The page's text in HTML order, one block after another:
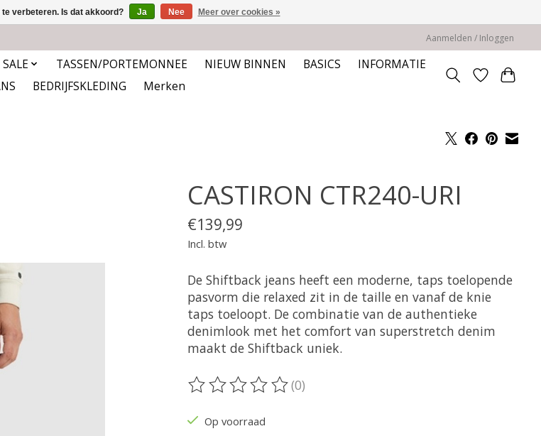
Aanmelden / Inloggen
SALE TASSEN/PORTEMONNEE NIEUW BINNEN BASICS
INFORMATIE
BEDRIJFSKLEDING Merken
CASTIRON CTR240-URI
€139,99
Incl. btw
De Shiftback jeans heeft een moderne, taps toelopende
pasvorm die relaxed zit in de taille en vanaf de knie
taps toeloopt. De combinatie van de authentieke
denimlook met het comfort van superstretch denim
maakt de Shiftback uniek.
De beoordeling van dit product is
(0)
Op voorraad
verbeteren. Is dat akkoord? Ja Nee Meer over cookies »